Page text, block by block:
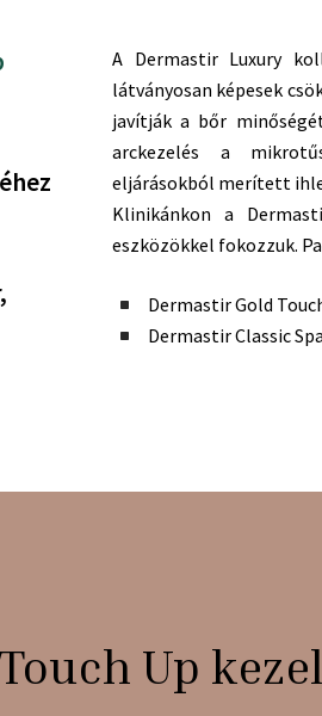
A Dermastir Luxury
látványosan képesek
javítják a bőr
arckezelés a
eljárásokból merített
Klinikánkon a
eszközökkel fokozzuk.
Dermastir Gold
Dermastir Classic Spa
Up